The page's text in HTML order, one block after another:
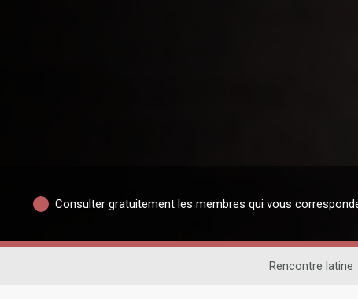
Consulter gratuitement les membres qui vous
Rencontre latine